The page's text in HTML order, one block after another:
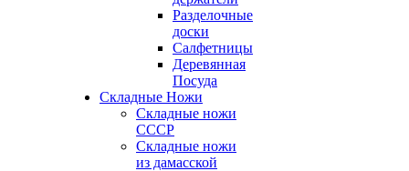
Разделочные
доски
Салфетницы
Деревянная
Посуда
Складные Ножи
Cкладные ножи
СССР
Складные ножи
из дамасской